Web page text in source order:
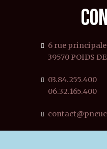
6 rue
39570 POIDS
03.84.255.400
06.32.165.400